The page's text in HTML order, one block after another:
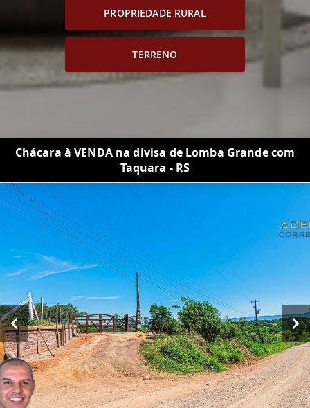
PROPRIEDADE RURAL
TERRENO
Chácara à VENDA na divisa de Lomba Grande com
Taquara - RS